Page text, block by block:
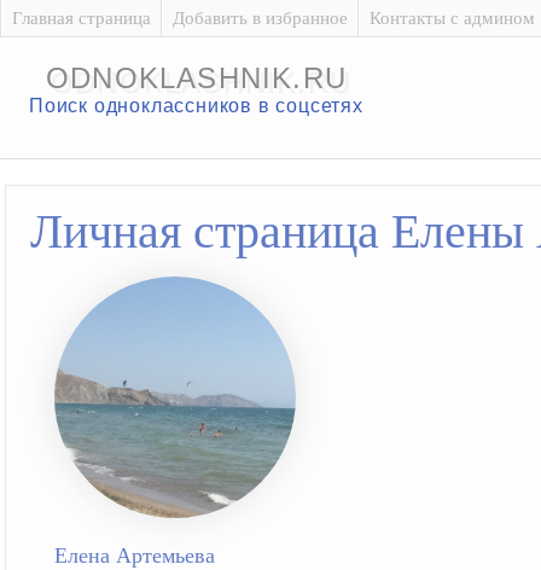
Главная страница Добавить в избранное Контакты с админом
ODNOKLASHNIK.RU
Поиск одноклассников в соцсетях
Личная страница
Елена Артемьева